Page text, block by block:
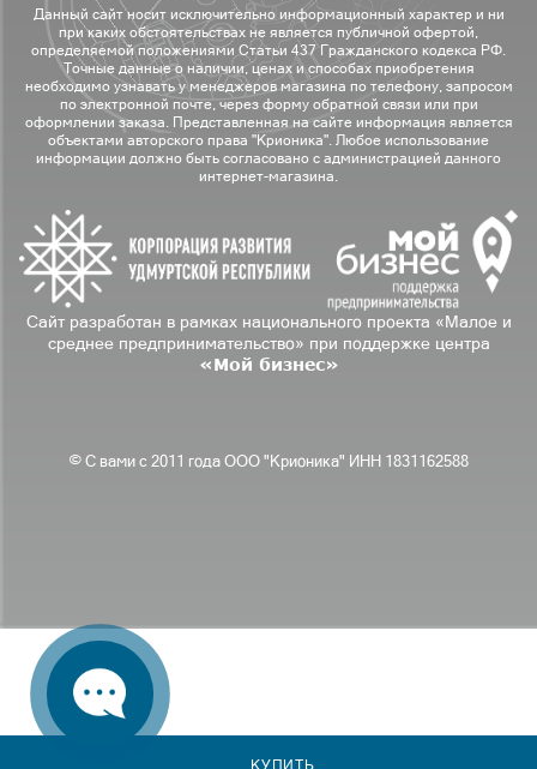
КУПИТЬ
Данный сайт носит исключительно информационный характер и ни
при каких обстоятельствах не является публичной офертой,
определяемой положениями Статьи 437 Гражданского кодекса РФ.
Точные данные о наличии, ценах и способах приобретения
необходимо узнавать у менеджеров магазина по телефону, запросом
по электронной почте, через форму обратной связи или при
оформлении заказа. Представленная на сайте информация является
объектами авторского права "Крионика". Любое использование
информации должно быть согласовано с администрацией данного
интернет-магазина.
Сайт разработан в рамках национального проекта «Малое и
среднее предпринимательство» при поддержке центра
«Мой бизнес»
© С вами с 2011 года ООО "Крионика" ИНН 1831162588